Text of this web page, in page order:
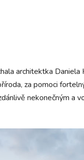
architektka
za pomoci
nekonečným